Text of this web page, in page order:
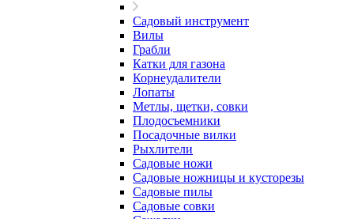
Садовый инструмент
Вилы
Грабли
Катки для газона
Корнеудалители
Лопаты
Метлы, щетки, совки
Плодосъемники
Посадочные вилки
Рыхлители
Садовые ножи
Садовые ножницы и кусторезы
Садовые пилы
Садовые совки